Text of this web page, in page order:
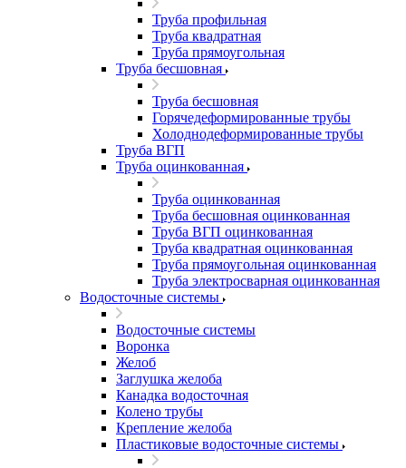
Труба профильная
Труба квадратная
Труба прямоугольная
Труба бесшовная
Труба бесшовная
Горячедеформированные трубы
Холоднодеформированные трубы
Труба ВГП
Труба оцинкованная
Труба оцинкованная
Труба бесшовная оцинкованная
Труба ВГП оцинкованная
Труба квадратная оцинкованная
Труба прямоугольная оцинкованная
Труба электросварная оцинкованная
Водосточные системы
Водосточные системы
Воронка
Желоб
Заглушка желоба
Канадка водосточная
Колено трубы
Крепление желоба
Пластиковые водосточные системы